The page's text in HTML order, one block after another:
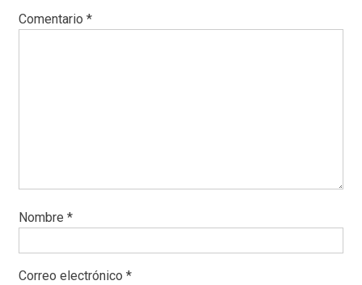
Comentario *
Nombre *
Correo electrónico *